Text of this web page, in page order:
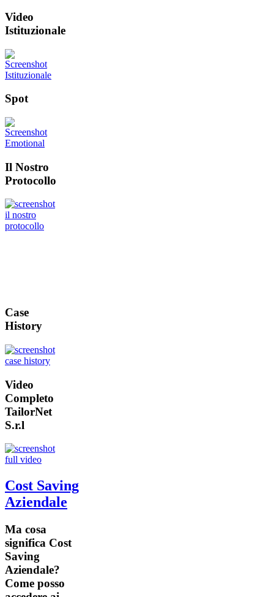
Video
Istituzionale
Spot
Il Nostro
Protocollo
Case
History
Video
Completo
TailorNet
S.r.l
Cost Saving
Aziendale
Ma cosa
significa Cost
Saving
Aziendale?
Come posso